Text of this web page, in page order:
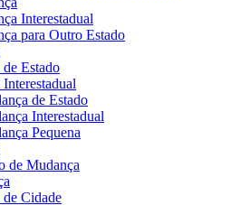
Interestadual
para Outro Estado
Estado
de Estado
Interestadual
Pequena
de Mudança
Cidade